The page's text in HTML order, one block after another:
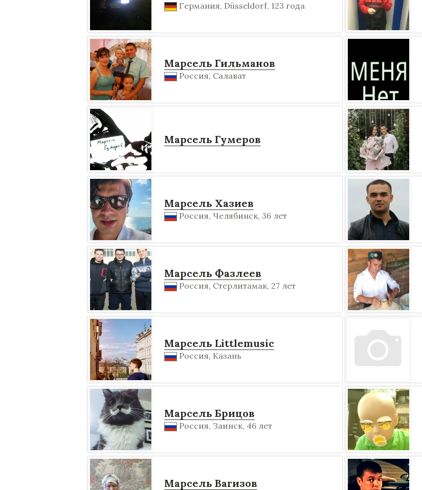
Германия, Düsseldorf, 123 года
Марсель Гильманов
Россия, Салават
Марсель Гумеров
Марсель Хазиев
Россия, Челябинск, 36 лет
Марсель Фазлеев
Россия, Стерлитамак, 27 лет
Марсель Littlemusic
Россия, Казань
Марсель Брицов
Россия, Заинск, 46 лет
Марсель Вагизов